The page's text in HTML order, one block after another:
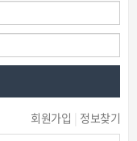
회원가입 정보찾기